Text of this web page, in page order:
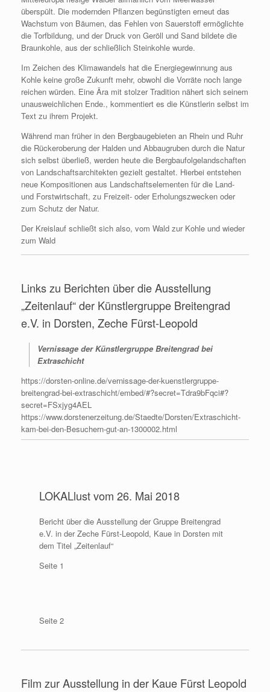
überspült. Die modernden Pflanzen begünstigten erneut das
Wachstum von Bäumen, das Fehlen von Sauerstoff ermöglichte
die Torfbildung, und der Druck von Geröll und Sand bildete die
Braunkohle, aus der schließlich Steinkohle wurde.
Im Zeichen des Klimawandels hat die Energiegewinnung aus
Kohle keine große Zukunft mehr, obwohl die Vorräte noch lange
reichen würden. Eine Ära mit stolzer Tradition nähert sich seinem
unausweichlichen Ende., kommentiert es die Künstlerin selbst im
Text zu ihrem Projekt.
Während man früher in den Bergbaugebieten an Rhein und Ruhr
die Rückeroberung der Halden und Abbaugruben durch die Natur
sich selbst überließ, werden heute die Bergbaufolgelandschaften
von Landschaftsarchitekten gezielt gestaltet. Hierbei entstehen
neue Kompositionen aus Landschaftselementen für die Land-
und Forstwirtschaft, zu Freizeit- oder Erholungszwecken oder
zum Schutz der Natur.
Der Kreislauf schließt sich also, vom Wald zur Kohle und wieder
zum Wald
Links zu Berichten über die Ausstellung
„Zeitenlauf“ der Künstlergruppe Breitengrad
e.V. in Dorsten, Zeche Fürst-Leopold
Vernissage der Künstlergruppe Breitengrad bei
Extraschicht
https://dorsten-online.de/vernissage-der-kuenstlergruppe-
breitengrad-bei-extraschicht/embed/#?secret=Tdra9bFqci#?
secret=FSxjyg4AEL
https://www.dorstenerzeitung.de/Staedte/Dorsten/Extraschicht-
kam-bei-den-Besuchern-gut-an-1300002.html
LOKALlust vom 26. Mai 2018
Bericht über die Ausstellung der Gruppe Breitengrad
e.V. in der Zeche Fürst-Leopold, Kaue in Dorsten mit
dem Titel „Zeitenlauf“
Seite 1
Seite 2
Film zur Ausstellung in der Kaue Fürst Leopold